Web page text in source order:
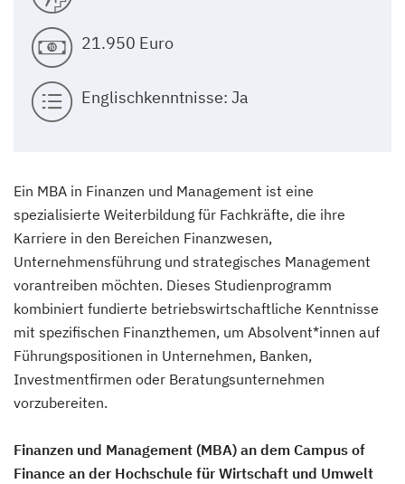
21.950 Euro
Englischkenntnisse: Ja
Ein MBA in Finanzen und Management ist eine
spezialisierte Weiterbildung für Fachkräfte, die ihre
Karriere in den Bereichen Finanzwesen,
Unternehmensführung und strategisches Management
vorantreiben möchten. Dieses Studienprogramm
kombiniert fundierte betriebswirtschaftliche Kenntnisse
mit spezifischen Finanzthemen, um Absolvent*innen auf
Führungspositionen in Unternehmen, Banken,
Investmentfirmen oder Beratungsunternehmen
vorzubereiten.
Finanzen und Management (MBA) an dem Campus of
Finance an der Hochschule für Wirtschaft und Umwelt